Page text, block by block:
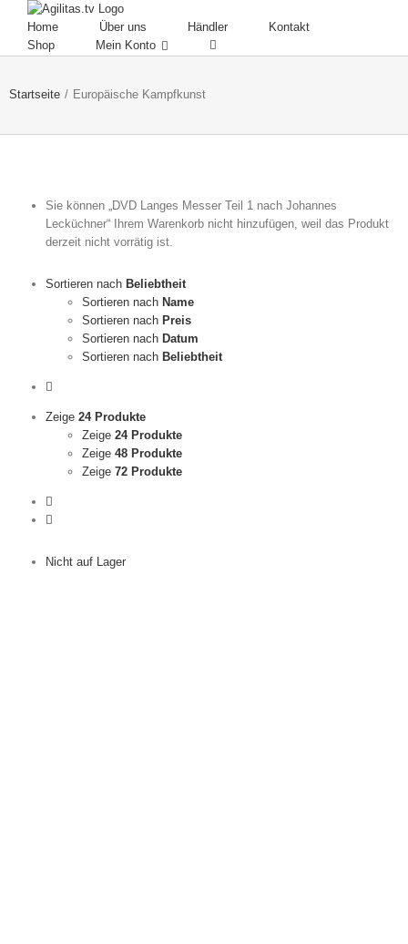
content
Home Über uns Händler
Kontakt
Shop
Mein Konto
Startseite / Europäische Kampfkunst
Sie können „DVD Langes Messer Teil 1 nach Johannes
Lecküchner“ Ihrem Warenkorb nicht hinzufügen, weil das Produkt
derzeit nicht vorrätig ist.
Sortieren nach Beliebtheit
Sortieren nach Name
Sortieren nach Preis
Sortieren nach Datum
Sortieren nach Beliebtheit
Zeige 24 Produkte
Zeige 24 Produkte
Zeige 48 Produkte
Zeige 72 Produkte
Nicht auf Lager